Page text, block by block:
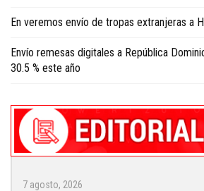
En veremos envío de tropas extranjeras a
Envío remesas digitales a República
30.5 % este año
7 agosto, 2026